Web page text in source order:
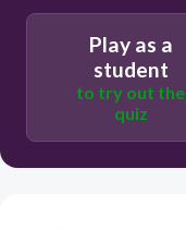
Play as a
student
to try out the
quiz